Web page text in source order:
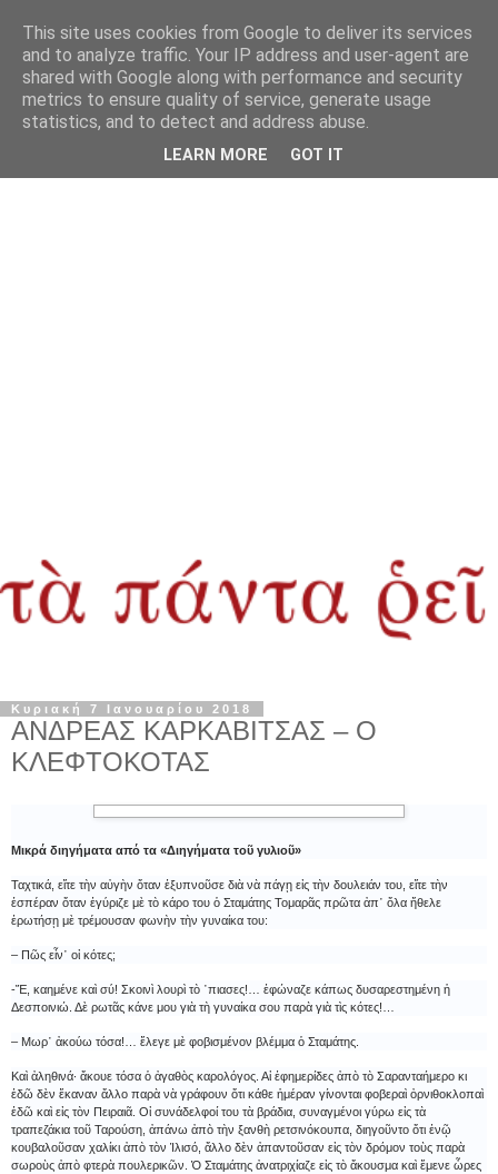
Κυριακή 7 Ιανουαρίου 2018
ΑΝΔΡΕΑΣ ΚΑΡΚΑΒΙΤΣΑΣ – Ο
ΚΛΕΦΤΟΚΟΤΑΣ
Μικρά διηγήματα από τα «Διηγήματα τοῦ γυλιοῦ»
Ταχτικά, εἴτε τὴν αὐγὴν ὅταν ἐξυπνοῦσε διὰ νὰ πάγῃ εἰς τὴν δουλειάν του, εἴτε τὴν
ἑσπέραν ὅταν ἐγύριζε μὲ τὸ κάρο του ὁ Σταμάτης Τομαρᾶς πρῶτα ἀπ᾿ ὅλα ἤθελε
ἐρωτήσῃ μὲ τρέμουσαν φωνὴν τὴν γυναίκα του:
– Πῶς εἶν᾿ οἱ κότες;
-Ἔ, καημένε καὶ σύ! Σκοινὶ λουρὶ τὸ ᾿πιασες!… ἐφώναζε κάπως δυσαρεστημένη ἡ
Δεσποινιώ. Δὲ ρωτᾶς κάνε μου γιὰ τὴ γυναίκα σου παρὰ γιὰ τὶς κότες!…
– Μωρ᾿ ἀκούω τόσα!… ἔλεγε μὲ φοβισμένον βλέμμα ὁ Σταμάτης.
Καὶ ἀληθινά· ἄκουε τόσα ὁ ἀγαθὸς καρολόγος. Αἱ ἐφημερίδες ἀπὸ τὸ Σαρανταήμερο κι
ἐδῶ δὲν ἔκαναν ἄλλο παρὰ νὰ γράφουν ὅτι κάθε ἡμέραν γίνονται φοβεραὶ ὀρνιθοκλοπαὶ
ἐδῶ καὶ εἰς τὸν Πειραιᾶ. Οἱ συνάδελφοί του τὰ βράδια, συναγμένοι γύρω εἰς τὰ
τραπεζάκια τοῦ Ταρούση, ἀπάνω ἀπὸ τὴν ξανθὴ ρετσινόκουπα, διηγοῦντο ὅτι ἐνῷ
κουβαλοῦσαν χαλίκι ἀπὸ τὸν Ἰλισό, ἄλλο δὲν ἀπαντοῦσαν εἰς τὸν δρόμον τοὺς παρὰ
σωροὺς ἀπὸ φτερὰ πουλερικῶν. Ὁ Σταμάτης ἀνατριχίαζε εἰς τὸ ἄκουσμα καὶ ἔμενε ὧρες
This site uses cookies from Google to deliver its services
and to analyze traffic. Your IP address and user-agent are
shared with Google along with performance and security
metrics to ensure quality of service, generate usage
statistics, and to detect and address abuse.
LEARN MORE GOT IT